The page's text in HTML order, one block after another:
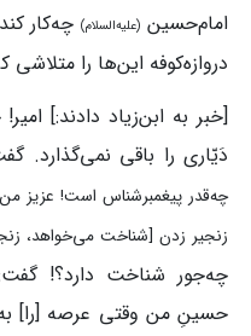
امام‌حسین (علیه‌السلام)چه‌کار
دروازه‌کوفه این‌ها را متلاشی
[خبر به ابن‌زیاد دادند:]
دَیّاری را باقی نمی‌گذارد.
چه‌قدر پیغمبرشناس است!
زنجیر زدن [شناخت می‌خواهد،
چه‌جور شناخت دارد؟!
حسینِ من وقتی عرصه [را]